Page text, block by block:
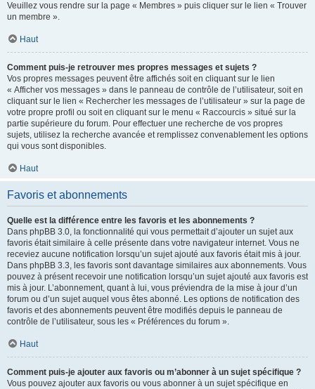
Veuillez vous rendre sur la page « Membres » puis cliquer sur le lien « Trouver
un membre ».
Haut
Comment puis-je retrouver mes propres messages et sujets ?
Vos propres messages peuvent être affichés soit en cliquant sur le lien
« Afficher vos messages » dans le panneau de contrôle de l’utilisateur, soit en
cliquant sur le lien « Rechercher les messages de l’utilisateur » sur la page de
votre propre profil ou soit en cliquant sur le menu « Raccourcis » situé sur la
partie supérieure du forum. Pour effectuer une recherche de vos propres
sujets, utilisez la recherche avancée et remplissez convenablement les options
qui vous sont disponibles.
Haut
Favoris et abonnements
Quelle est la différence entre les favoris et les abonnements ?
Dans phpBB 3.0, la fonctionnalité qui vous permettait d’ajouter un sujet aux
favoris était similaire à celle présente dans votre navigateur internet. Vous ne
receviez aucune notification lorsqu’un sujet ajouté aux favoris était mis à jour.
Dans phpBB 3.3, les favoris sont davantage similaires aux abonnements. Vous
pouvez à présent recevoir une notification lorsqu’un sujet ajouté aux favoris est
mis à jour. L’abonnement, quant à lui, vous préviendra de la mise à jour d’un
forum ou d’un sujet auquel vous êtes abonné. Les options de notification des
favoris et des abonnements peuvent être modifiés depuis le panneau de
contrôle de l’utilisateur, sous les « Préférences du forum ».
Haut
Comment puis-je ajouter aux favoris ou m’abonner à un sujet spécifique ?
Vous pouvez ajouter aux favoris ou vous abonner à un sujet spécifique en